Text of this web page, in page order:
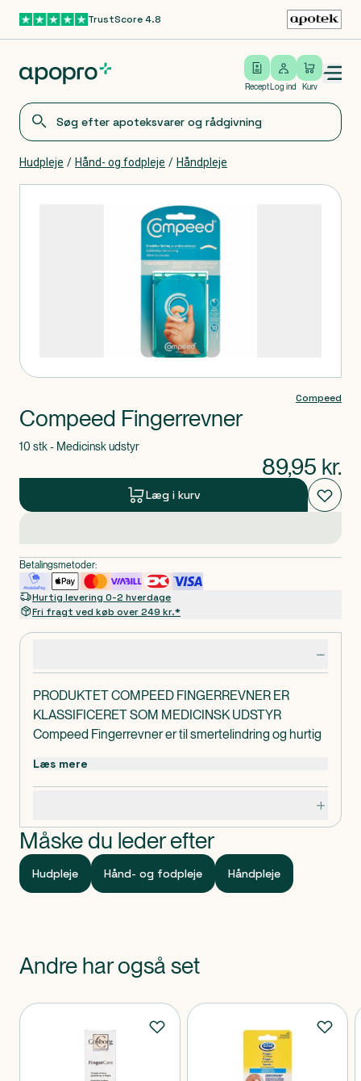
Gå til hovedindholdTrustScore 4.8
Recept
Log ind
Log ind Kurv
Open/close menu
Hudpleje / Hånd- og fodpleje / Håndpleje
PRODUKTET COMPEED FINGERREVNER ER
KLASSIFICERET SOM MEDICINSK UDSTYR
Compeed Fingerrevner er til smertelindring og hurtig
Compeed Fingerrevner giver øjeblikkelig
smertelindring og trykaflastning. Plastret beskytter
almindelige plastre.
Anvendelse:
Plasteret kommes på fingeren med revner.
Kan anvendes ved behov.
Læs mere
Måske du leder efter
Hudpleje Hånd- og fodpleje Håndpleje
Compeed
Compeed Fingerrevner
10 stk - Medicinsk udstyr
89,95 kr.
Læg i kurv
Betalingsmetoder:
Hurtig levering 0-2 hverdage
Fri fragt ved køb over 249 kr.*
Andre har også set
Produkter